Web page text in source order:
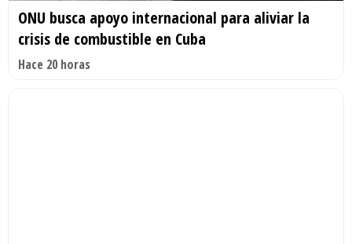
ONU busca apoyo internacional para aliviar la
crisis de combustible en Cuba
Hace 20 horas